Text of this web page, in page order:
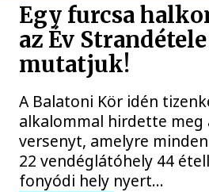
Egy furcsa
az Év
mutatjuk!
A Balatoni Kör idén
alkalommal hirdette meg
versenyt, amelyre
22 vendéglátóhely 44
fonyódi hely nyert...